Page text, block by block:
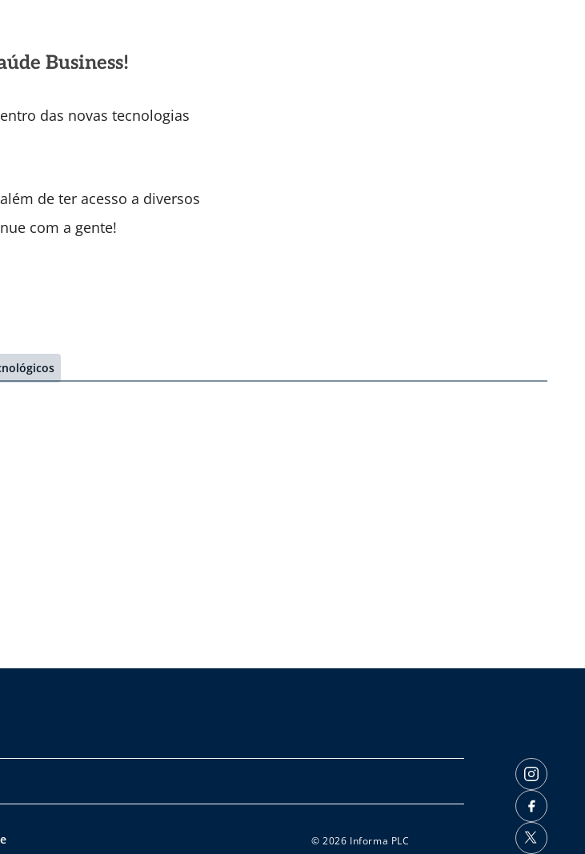
Business!
das novas tecnologias
de ter acesso a diversos
com a gente!
© 2026 Informa PLC